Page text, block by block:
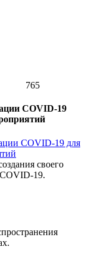
765
COVID-19
своего
19.